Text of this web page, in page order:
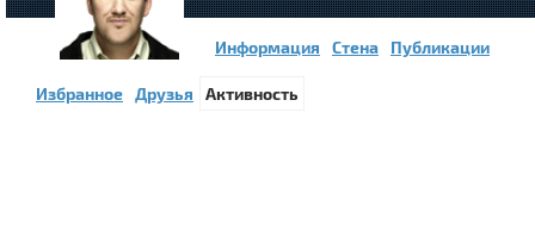
Информация Стена Публикации
Избранное Друзья Активность